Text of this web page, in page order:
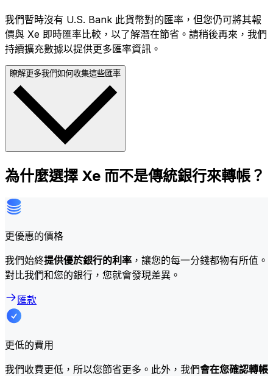
我們暫時沒有 U.S. Bank 此貨幣對的匯率，但您仍可將其報
價與 Xe 即時匯率比較，以了解潛在節省。請稍後再來，我們
持續擴充數據以提供更多匯率資訊。
瞭解更多我們如何收集這些匯率
為什麼選擇 Xe 而不是傳統銀行來轉帳？
更優惠的價格
我們始終提供優於銀行的利率 ，讓您的每一分錢都物有所值。
對比我們和您的銀行，您就會發現差異。
匯款
更低的費用
我們收費更低，所以您節省更多。此外，我們會在您確認轉帳